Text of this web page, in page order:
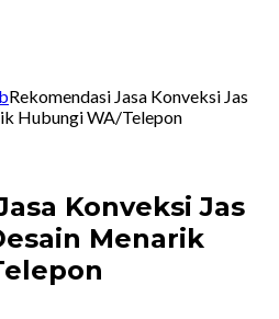
Rekomendasi Jasa Konveksi Jas
Hubungi WA/Telepon
Konveksi Jas
Menarik